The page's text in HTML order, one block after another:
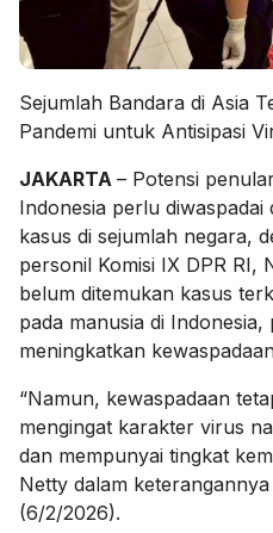
Sejumlah Bandara di Asia
Pandemi untuk Antisipasi
JAKARTA – Potensi
Indonesia perlu
kasus di sejumlah negara,
personil Komisi IX DPR RI,
belum ditemukan kasus
pada manusia di
meningkatkan
“Namun, kewaspadaan
mengingat karakter virus
dan mempunyai tingkat
Netty dalam
(6/2/2026).